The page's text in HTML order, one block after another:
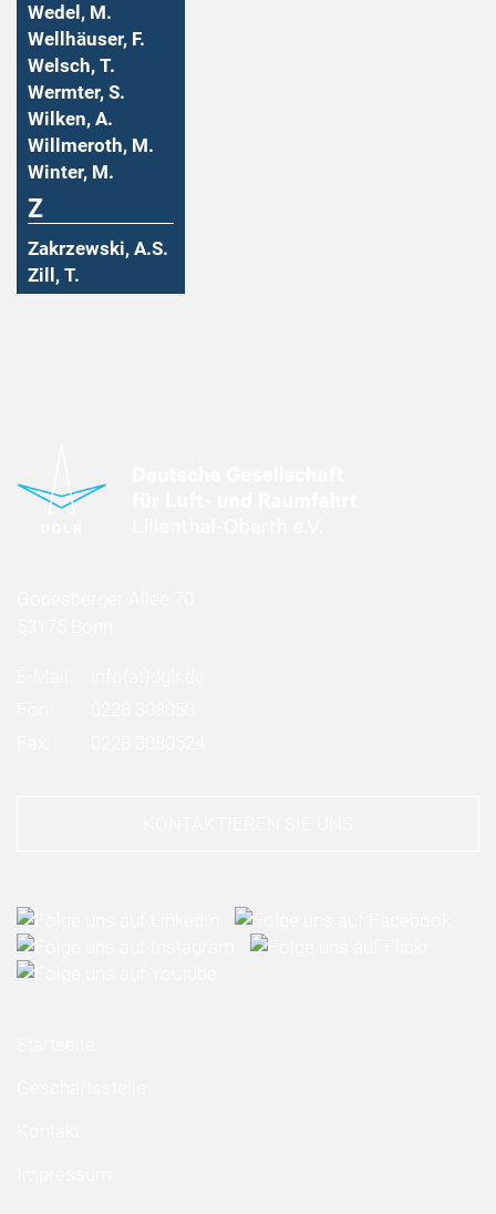
Wedel, M.
Wellhäuser, F.
Welsch, T.
Wermter, S.
Wilken, A.
Willmeroth, M.
Winter, M.
Z
Zakrzewski, A.S.
Zill, T.